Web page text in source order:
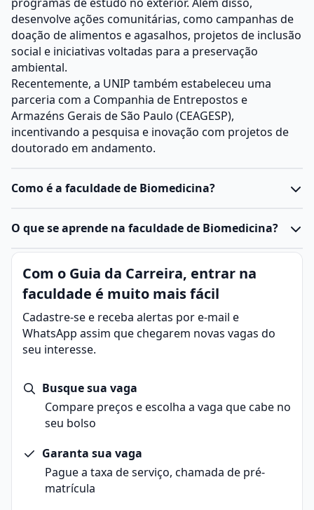
desenvolve ações comunitárias, como campanhas de
doação de alimentos e agasalhos, projetos de inclusão
social e iniciativas voltadas para a preservação
ambiental.
Recentemente, a UNIP também estabeleceu uma
parceria com a Companhia de Entrepostos e
Armazéns Gerais de São Paulo (CEAGESP),
incentivando a pesquisa e inovação com projetos de
doutorado em andamento.
Como é a faculdade de Biomedicina?
O curso de Biomedicina é centrado nas Ciências
fisiologia e microbiologia, além de estatística,
comunicação, administração laboratorial e
metodologia científica.
incluindo estágio e monografia obrigatórios. Ele
prepara os profissionais para a prevenção,
diagnóstico, recuperação da saúde, pesquisa,
medicamentos e vacinas.
O que se aprende na faculdade de Biomedicina?
A Biomedicina é a ciência que combina medicina e
biologia, focando em microrganismos para prevenir,
diagnosticar e tratar doenças, além de desenvolver
tratamentos e vacinas, promovendo avanços na saúde
humana.
Durante o curso, os estudantes exploram conceitos de
bioquímica. A abordagem multidisciplinar inclui
disciplinas das ciências exatas, como física e
matemática.
Os alunos também estudam biologia celular e
suas relações com doenças.
A prática laboratorial é enfatizada durante o
programa, preparando os profissionais para intervir
Com o Guia da Carreira, entrar na
faculdade é muito mais fácil
Cadastre-se e receba alertas por e-mail e
WhatsApp assim que chegarem novas vagas do
seu interesse.
Busque sua vaga
Compare preços e escolha a vaga que cabe no
seu bolso
Garanta sua vaga
Pague a taxa de serviço, chamada de pré-
matrícula